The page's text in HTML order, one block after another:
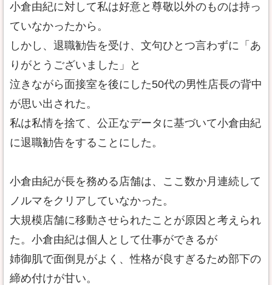
小倉由紀に対して私は好意と尊敬以外のものは持っ
ていなかったから。
しかし、退職勧告を受け、文句ひとつ言わずに「あ
りがとうございました」と
泣きながら面接室を後にした50代の男性店長の背中
が思い出された。
私は私情を捨て、公正なデータに基づいて小倉由紀
に退職勧告をすることにした。
小倉由紀が長を務める店舗は、ここ数か月連続して
ノルマをクリアしていなかった。
大規模店舗に移動させられたことが原因と考えられ
た。小倉由紀は個人として仕事ができるが
姉御肌で面倒見がよく、性格が良すぎるため部下の
締め付けが甘い。